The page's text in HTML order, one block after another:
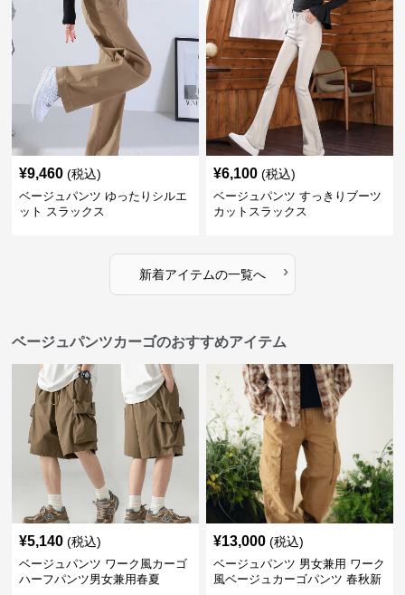
¥9,460 (税込)
ベージュパンツ ゆったりシルエ
ット スラックス
¥6,100 (税込)
ベージュパンツ すっきりブーツ
カットスラックス
新着アイテムの一覧へ ›
ベージュパンツカーゴのおすすめアイテム
¥5,140 (税込)
ベージュパンツ ワーク風カーゴ
ハーフパンツ男女兼用春夏
¥13,000 (税込)
ベージュパンツ 男女兼用 ワーク
風ベージュカーゴパンツ 春秋新